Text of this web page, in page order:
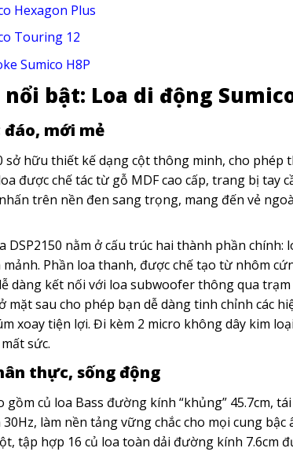
Hexagon Plus
Touring 12
Sumico H8P
bật: Loa di động Sumico
mới mẻ
sở hữu thiết kế dạng cột thông minh, cho phép
được chế tác từ gỗ MDF cao cấp, trang bị tay
trên nền đen sang trọng, mang đến vẻ
DSP2150 nằm ở cấu trúc hai thành phần chính:
Phần loa thanh, được chế tạo từ nhôm
dàng kết nối với loa subwoofer thông qua
mặt sau cho phép bạn dễ dàng tinh chỉnh các
xoay tiện lợi. Đi kèm 2 micro không dây kim
sức.
thực, sống động
gồm củ loa Bass đường kính “khủng” 45.7cm,
làm nền tảng vững chắc cho mọi cung
tập hợp 16 củ loa toàn dải đường kính 7.6cm